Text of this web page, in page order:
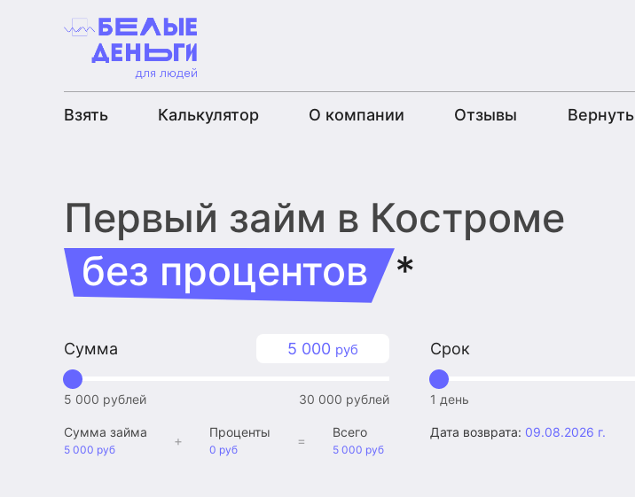
Взять Калькулятор О компании Отзывы Вернуть
Первый займ в Костроме
без процентов
*
5 000 руб
Сумма
5 000 рублей 30 000 рублей
Срок
1 день
Сумма займа
5 000 руб
+
Проценты
0 руб
=
Всего
5 000 руб
Дата возврата: 09.08.2026 г.